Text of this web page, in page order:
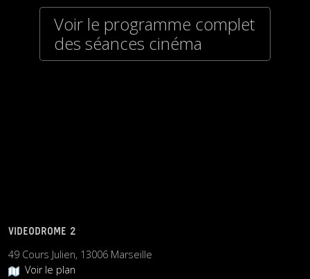
Voir le programme complet
des séances cinéma
VIDEODROME 2
49 Cours Julien, 13006 Marseille
Voir le plan